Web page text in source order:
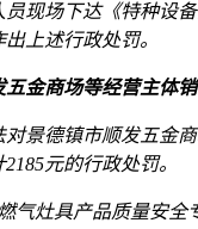
现场下达《特种设
上述行政处罚。
金商场等经营主体
景德镇市顺发五金
元的行政处罚。
气灶具产品质量安